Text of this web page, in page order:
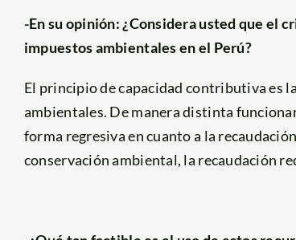
-En su opinión: ¿Considera usted que el
impuestos ambientales en el Perú?
El principio de capacidad contributiva es
ambientales. De manera distinta
forma regresiva en cuanto a la
conservación ambiental, la recaudación